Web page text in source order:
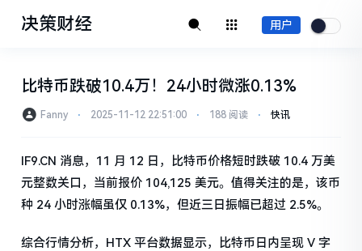
决策财经 用户
比特币跌破10.4万！24小时微涨0.13%
Fanny ⋅ 2025-11-12 22:51:00 ⋅ 188 阅读 ⋅ 快讯
IF9.CN 消息，11 月 12 日，比特币价格短时跌破 10.4 万美
元整数关口，当前报价 104,125 美元。值得关注的是，该币
种 24 小时涨幅虽仅 0.13%，但近三日振幅已超过 2.5%。
综合行情分析，HTX 平台数据显示，比特币日内呈现 V 字